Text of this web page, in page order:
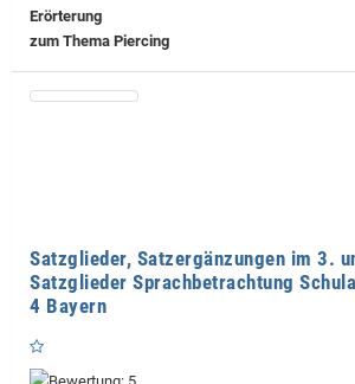
Erörterung
zum Thema Piercing
Satzglieder, Satzergänzungen im 3.
Satzglieder Sprachbetrachtung
4 Bayern